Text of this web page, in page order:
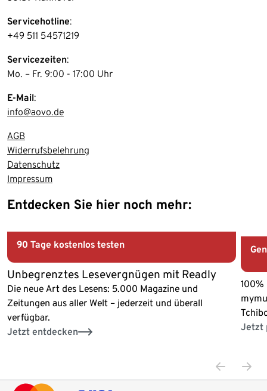
Servicehotline:
+49 511 54571219
Servicezeiten:
Mo. – Fr. 9:00 - 17:00 Uhr
E-Mail:
info@aovo.de
AGB
Widerrufsbelehrung
Datenschutz
Impressum
Entdecken Sie hier noch mehr:
Aktion
90 Tage kostenlos testen
Unbegrenztes Lesevergnügen mit Readly
Die neue Art des Lesens: 5.000 Magazine und
Zeitungen aus aller Welt – jederzeit und überall
verfügbar.
Jetzt entdecken
100%
Jetzt
Ende der Auflistung